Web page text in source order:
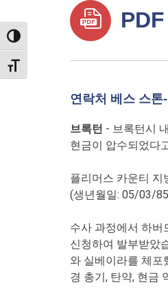
TOGGLE HIGH CONTRAST
TOGGLE FONT SIZE
연락처 베스 스톤
브록턴 - 브록턴시
현금이 압수되었다
플리머스 카운티 지
(생년월일: 05/03/
수사 과정에서 하버
신청하여 발부받았
와 실베이라를 체포
경 총기, 탄약, 현금